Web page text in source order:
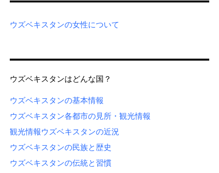
ウズベキスタンの女性について
ウズベキスタンはどんな国？
ウズベキスタンの基本情報
ウズベキスタン各都市の見所・観光情報
観光情報 ウズベキスタンの近況
ウズベキスタンの民族と歴史
ウズベキスタンの伝統と習慣